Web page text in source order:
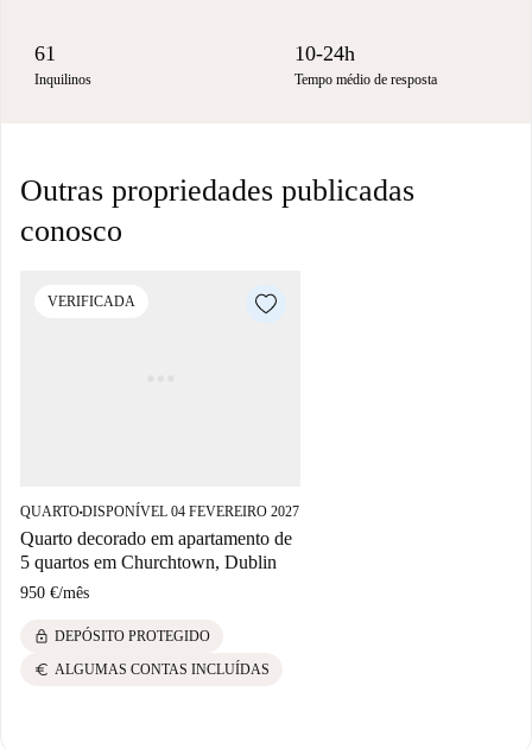
61
Inquilinos
10-24h
Tempo médio de resposta
Outras propriedades publicadas
conosco
VERIFICADA
QUARTO■DISPONÍVEL 04 FEVEREIRO 2027
Quarto decorado em apartamento de
5 quartos em Churchtown, Dublin
950 €/mês
lock DEPÓSITO PROTEGIDO
euro ALGUMAS CONTAS INCLUÍDAS